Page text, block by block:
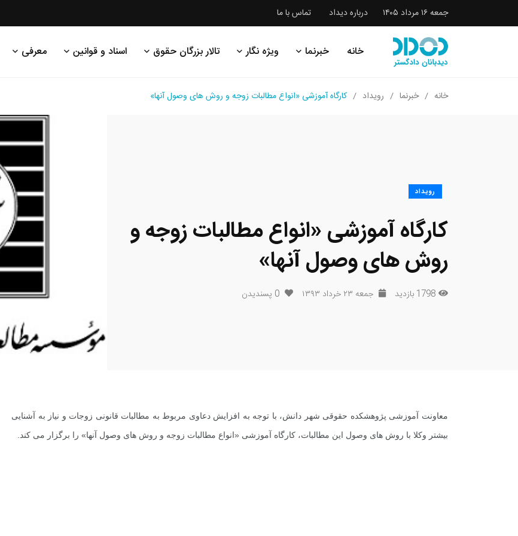
جمعه ۱۶ مرداد ۱۴۰۵ درباره دیداد تماس با ما
خانه خبرنما ویژه نگار تالار بزرگان حقوق اسناد و قوانین معرفی
خانه خبرنما رویداد کارگاه آموزشی «انواع مطالبات زوجه و روش های وصول آنها»
رویداد
کارگاه آموزشی «انواع مطالبات زوجه و
روش های وصول آنها»
1798 بازدید جمعه ۲۳ خرداد ۱۳۹۳ 0 پسندیدن
معاونت آموزشی پژوهشکده حقوقی شهر دانش، با توجه به افزایش دعاوی مربوط به مطالبات قانونی زوجات و نیاز به آشنایی
بیشتر وکلا با روش های وصول این مطالبات، کارگاه آموزشی «انواع مطالبات زوجه و روش های وصول آنها» را برگزار می کند.